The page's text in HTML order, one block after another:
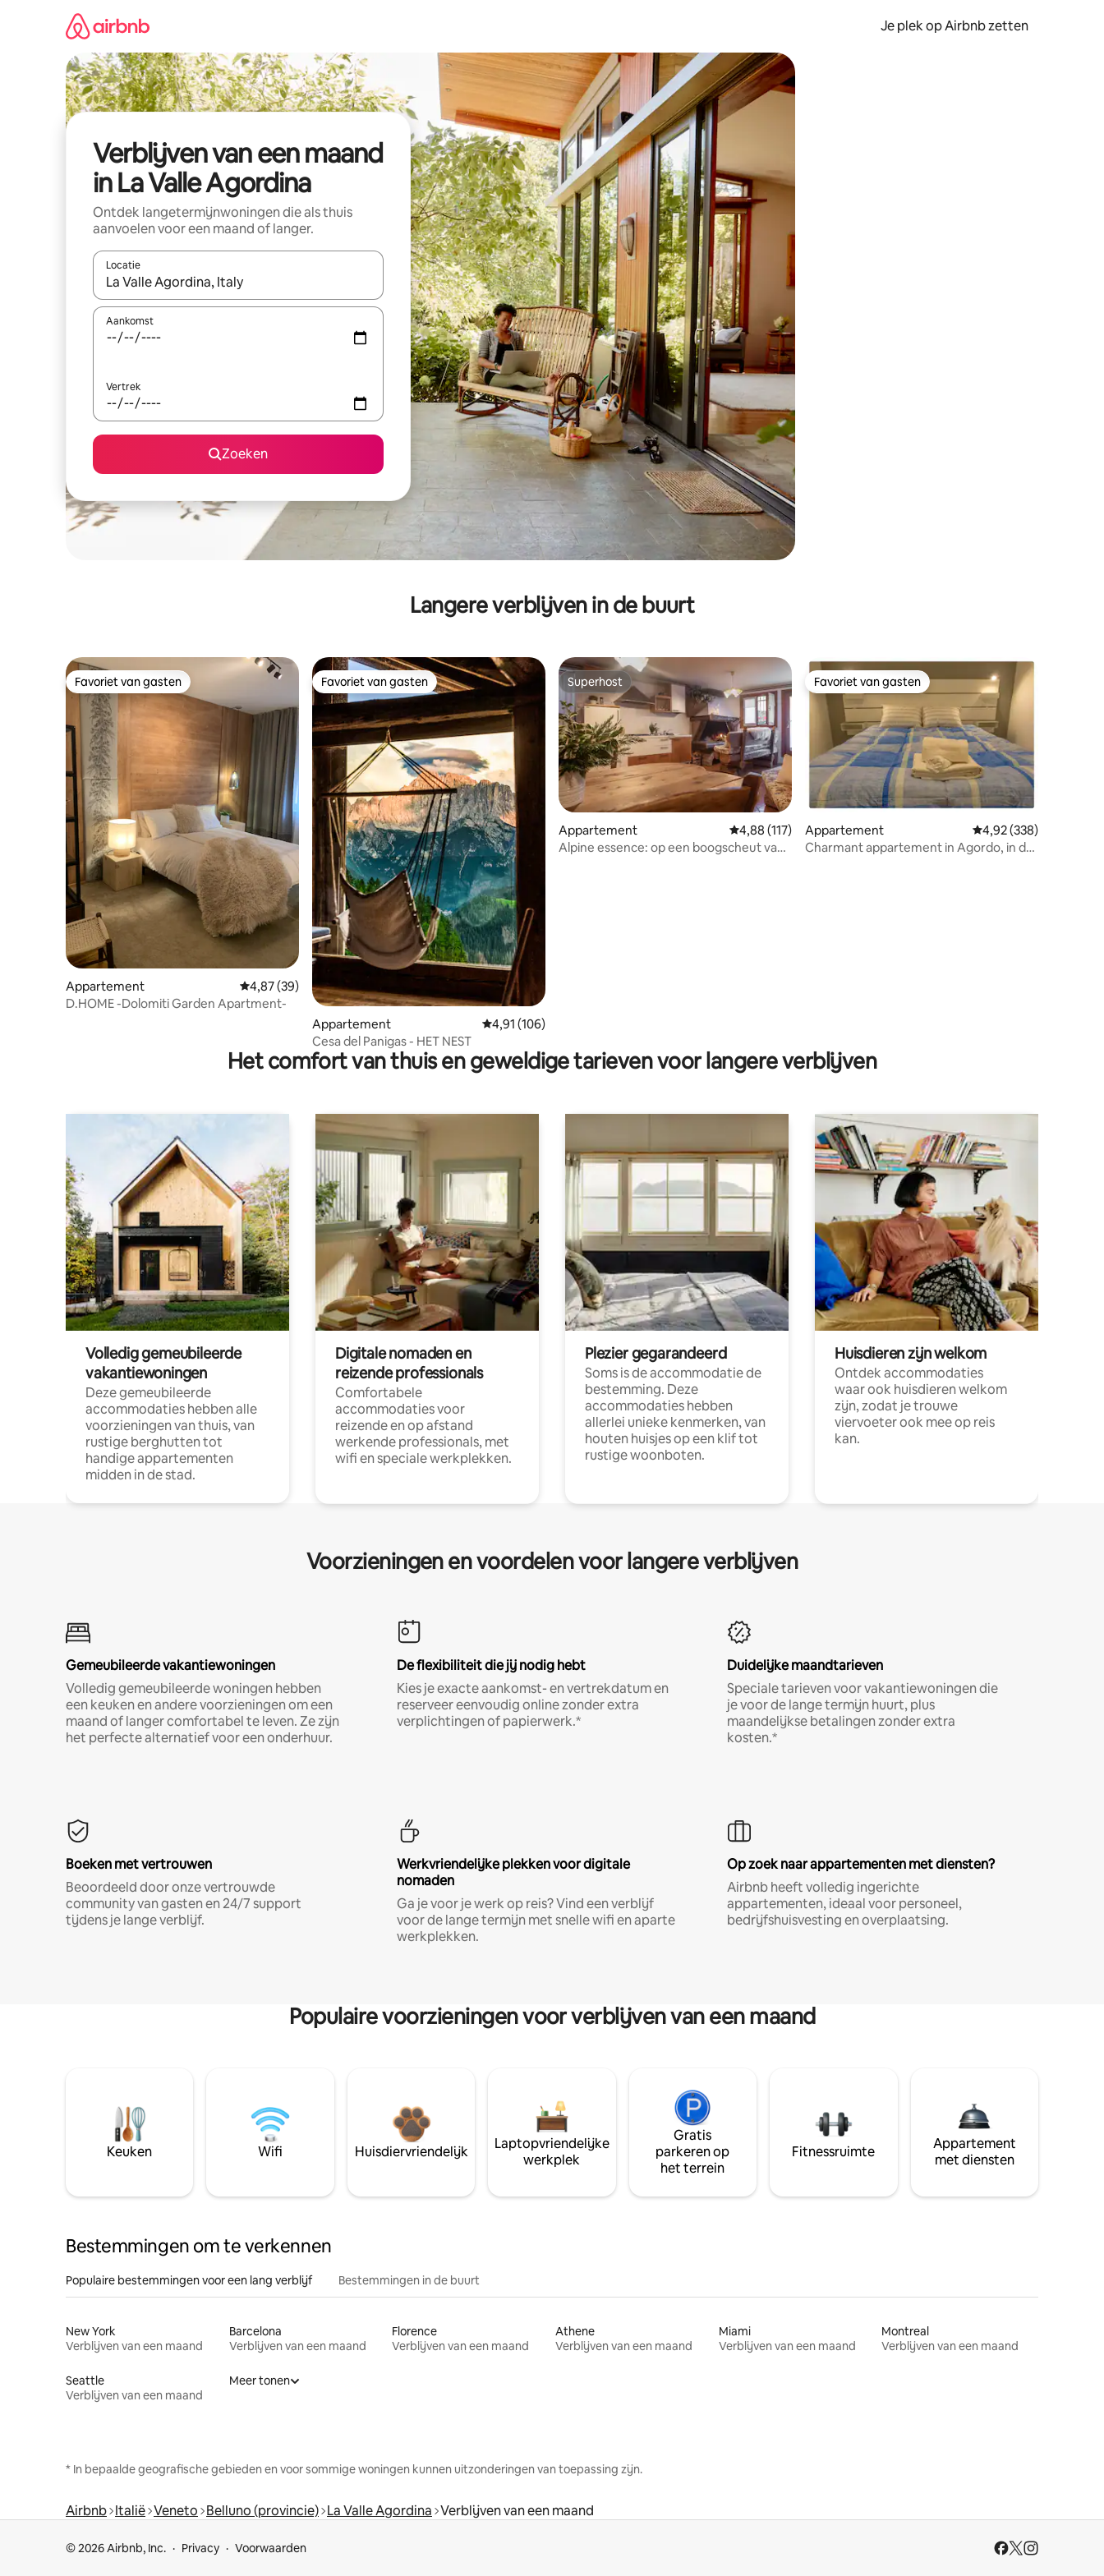
Je plek op Airbnb zetten
Verblijven van een maand
in La Valle Agordina
Ontdek langetermijnwoningen die als thuis
aanvoelen voor een maand of langer.
Locatie
Wanneer er resultaten beschikbaar zijn, maak je een keuze met je de pijltjestoetsen omhoog en omlaag, óf door te tikken of swipen.
Aankomst
Vertrek
Zoeken
Langere verblijven in de buurt
Favoriet van gasten
Favoriet van gasten
Appartement Gemiddelde beoordeling van 4,87 op 5, 39 recensies
4,87 (39)
D.HOME -Dolomiti Garden Apartment-
Favoriet van gasten
Favoriet van gasten
Appartement Gemiddelde beoordeling van 4,91 op 5, 106 recensies
4,91 (106)
Cesa del Panigas - HET NEST
Superhost
Superhost
Appartement Gemiddelde beoordeling van 4,88 op 5, 117 recensies
4,88 (117)
Alpine essence: op een boogscheut van
Favoriet van gasten
Favoriet van gasten
Appartement Gemiddelde
4,92 (338)
Charmant appartement in Agordo, in de
Het comfort van thuis en geweldige tarieven voor langere verblijven
Volledig gemeubileerde
vakantiewoningen
Deze gemeubileerde
accommodaties hebben alle
voorzieningen van thuis, van
rustige berghutten tot
handige appartementen
midden in de stad.
Digitale nomaden en
reizende professionals
Comfortabele
accommodaties voor
reizende en op afstand
werkende professionals, met
wifi en speciale werkplekken.
Plezier gegarandeerd
Soms is de accommodatie de
bestemming. Deze
accommodaties hebben
allerlei unieke kenmerken, van
houten huisjes op een klif tot
rustige woonboten.
Huisdieren zijn welkom
Ontdek accommodaties
waar ook huisdieren welkom
zijn, zodat je trouwe
viervoeter ook mee op reis
kan.
Voorzieningen en voordelen voor langere verblijven
Gemeubileerde vakantiewoningen
Volledig gemeubileerde woningen hebben
een keuken en andere voorzieningen om een
maand of langer comfortabel te leven. Ze zijn
het perfecte alternatief voor een onderhuur.
De flexibiliteit die jij nodig hebt
Kies je exacte aankomst- en vertrekdatum en
reserveer eenvoudig online zonder extra
verplichtingen of papierwerk.*
Duidelijke maandtarieven
Speciale tarieven voor vakantiewoningen die
je voor de lange termijn huurt, plus
maandelijkse betalingen zonder extra
kosten.*
Boeken met vertrouwen
Beoordeeld door onze vertrouwde
community van gasten en 24/7 support
tijdens je lange verblijf.
Werkvriendelijke plekken voor digitale
nomaden
Ga je voor je werk op reis? Vind een verblijf
voor de lange termijn met snelle wifi en aparte
werkplekken.
Op zoek naar appartementen met diensten?
Airbnb heeft volledig ingerichte
appartementen, ideaal voor personeel,
bedrijfshuisvesting en overplaatsing.
Populaire voorzieningen voor verblijven van een maand
Keuken Wifi Huisdiervriendelijk
Laptopvriendelijke
werkplek
Gratis
parkeren op
het terrein
Fitnessruimte
Appartement
met diensten
Bestemmingen om te verkennen
Populaire bestemmingen voor een lang verblijf Bestemmingen in de buurt
New York
Verblijven van een maand
Barcelona
Verblijven van een maand
Florence
Verblijven van een maand
Athene
Verblijven van een maand
Miami
Verblijven van een maand
Montreal
Verblijven van een maand
Seattle
Verblijven van een maand
Meer tonen
* In bepaalde geografische gebieden en voor sommige woningen kunnen uitzonderingen van toepassing zijn.
Airbnb Italië Veneto Belluno (provincie) La Valle Agordina Verblijven van een maand
© 2026 Airbnb, Inc. Privacy Voorwaarden